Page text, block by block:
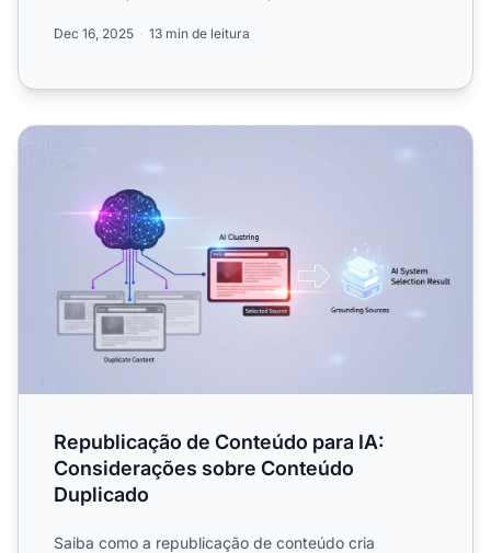
Dec 16, 2025 13 min de leitura
Republicação de Conteúdo para IA: Considerações
Republicação de Conteúdo para IA:
Considerações sobre Conteúdo
Duplicado
Saiba como a republicação de conteúdo cria